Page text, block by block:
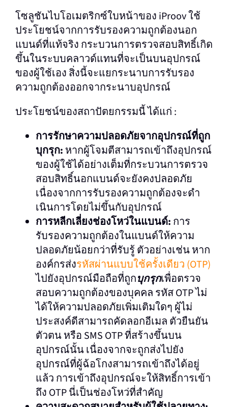
โซลูชันไบโอเมตริกซ์ใบหน้าของ iProov ใช้
ประโยชน์จากการรับรองความถูกต้องนอก
แบนด์ที่แท้จริง กระบวนการตรวจสอบสิทธิ์เกิด
ขึ้นในระบบคลาวด์แทนที่จะเป็นบนอุปกรณ์
ของผู้ใช้เอง สิ่งนี้จะแยกระนาบการรับรอง
ความถูกต้องออกจากระนาบอุปกรณ์
ประโยชน์ของสถาปัตยกรรมนี้ ได้แก่ :
การรักษาความปลอดภัยจากอุปกรณ์ที่ถูก
บุกรุก: หากผู้โจมตีสามารถเข้าถึงอุปกรณ์
ของผู้ใช้ได้อย่างเต็มที่กระบวนการตรวจ
สอบสิทธิ์นอกแบนด์จะยังคงปลอดภัย
เนื่องจากการรับรองความถูกต้องจะดํา
เนินการโดยไม่ขึ้นกับอุปกรณ์
การหลีกเลี่ยงช่องโหว่ในแบนด์: การ
รับรองความถูกต้องในแบนด์ให้ความ
ปลอดภัยน้อยกว่าที่รับรู้ ตัวอย่างเช่น หาก
องค์กรส่งรหัสผ่านแบบใช้ครั้งเดียว (OTP)
ไปยังอุปกรณ์มือถือที่ถูกบุกรุกเพื่อตรวจ
สอบความถูกต้องของบุคคล รหัส OTP ไม่
ได้ให้ความปลอดภัยเพิ่มเติมใดๆ ผู้ไม่
ประสงค์ดีสามารถคัดลอกอีเมล ตัวยืนยัน
ตัวตน หรือ SMS OTP ที่สร้างขึ้นบน
อุปกรณ์นั้น เนื่องจากจะถูกส่งไปยัง
อุปกรณ์ที่ผู้ฉ้อโกงสามารถเข้าถึงได้อยู่
แล้ว การเข้าถึงอุปกรณ์จะให้สิทธิ์การเข้า
ถึง OTP นี่เป็นช่องโหว่ที่สําคัญ